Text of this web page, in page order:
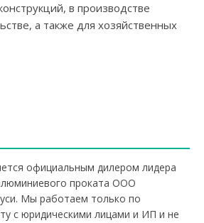
в производстве
а также для хозяйственных
официальным дилером лидера
проката ООО
Мы работаем только по
с юридическими лицами и ИП и не